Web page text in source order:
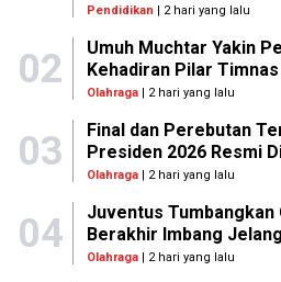
Pendidikan | 2 hari yang lalu
02
Umuh Muchtar Yakin
Kehadiran Pilar
Olahraga| 2 hari yang lalu
03
Final dan Perebutan
Presiden 2026 Resmi
Olahraga| 2 hari yang lalu
04
Juventus Tumbangkan
Berakhir Imbang
Olahraga| 2 hari yang lalu